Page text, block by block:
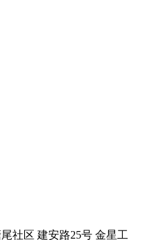
社区 建安路25号 金星工